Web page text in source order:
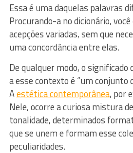
Essa é uma daquelas palavras
Procurando-a no dicionário,
acepções variadas, sem que
uma concordância entre elas.
De qualquer modo, o significado
a esse contexto é “um conjunto
Aestética contemporânea, por
Nele, ocorre a curiosa mistura
tonalidade, determinados
que se unem e formam esse
peculiaridades.